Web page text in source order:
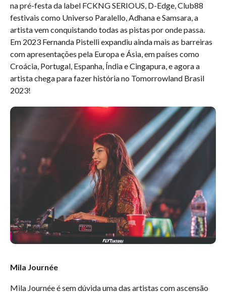
na pré-festa da label FCKNG SERIOUS, D-Edge, Club88
festivais como Universo Paralello, Adhana e Samsara, a
artista vem conquistando todas as pistas por onde passa.
Em 2023 Fernanda Pistelli expandiu ainda mais as barreiras
com apresentações pela Europa e Ásia, em países como
Croácia, Portugal, Espanha, Índia e Cingapura, e agora a
artista chega para fazer história no Tomorrowland Brasil
2023!
Mila Journée
Mila Journée é sem dúvida uma das artistas com ascensão